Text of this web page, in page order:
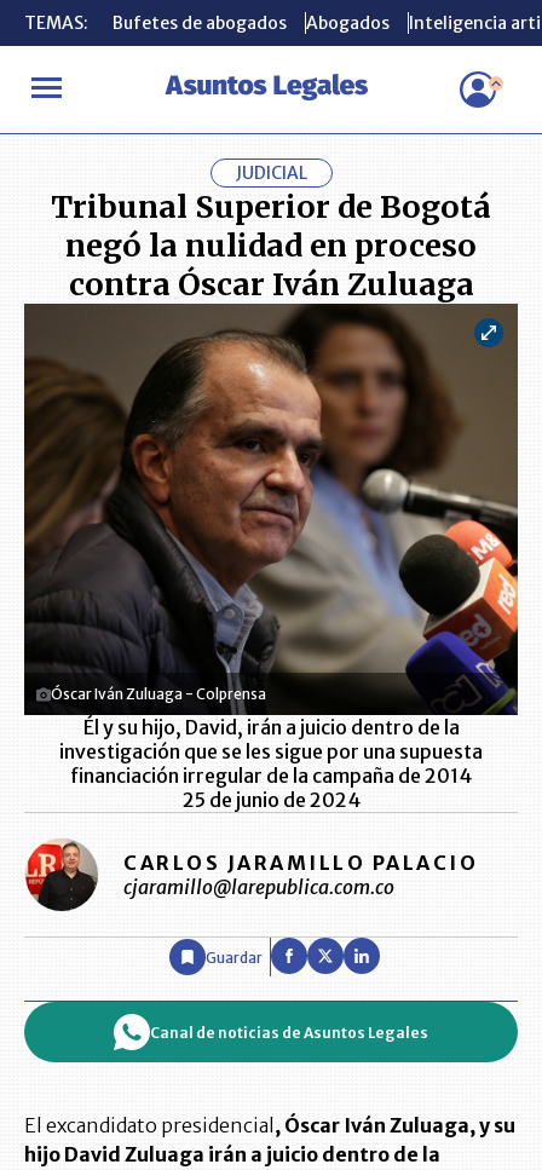
TEMAS: Bufetes de abogados Abogados Inteligencia
INICIO ACTUALIDAD Tribunal Superior de Bogotá negó la
TEMAS: Bufetes de abogados Abogados Inteligencia
JUDICIAL
Tribunal Superior de Bogotá
negó la nulidad en proceso
contra Óscar Iván Zuluaga
Óscar Iván Zuluaga - Colprensa
Él y su hijo, David, irán a juicio dentro de la
investigación que se les sigue por una supuesta
financiación irregular de la campaña de 2014
25 de junio de 2024
CARLOS JARAMILLO PALACIO
cjaramillo@larepublica.com.co
Guardar
Canal de noticias de Asuntos Legales
El excandidato presidencial , Óscar Iván Zuluaga, y su
hijo David Zuluaga irán a juicio dentro de la